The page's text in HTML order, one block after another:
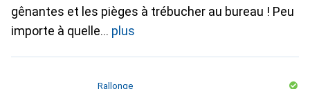
gênantes et les pièges à trébucher au bureau ! Peu
importe à quelle
plus
Rallonge